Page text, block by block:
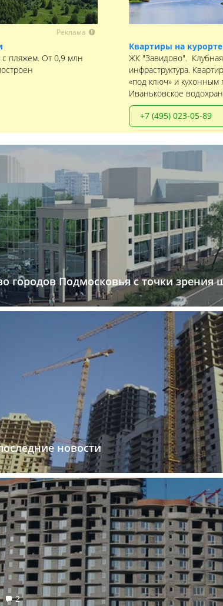
Реклама
с пляжем. От 0,9 млн
Квартиры на
ЖК "Завидово". Клубная
инфраструктура.
«под ключ» и кухонным
Иваньковское
+7 (495) 023-05-89
городов Подмосковья с точки зрения
новости
2